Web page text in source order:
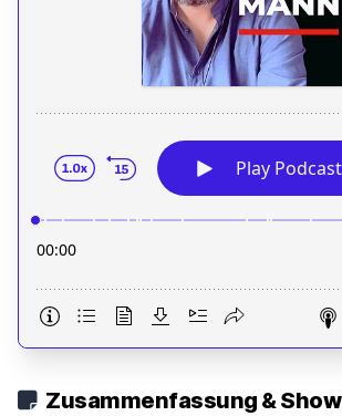
Zusammenfassung &